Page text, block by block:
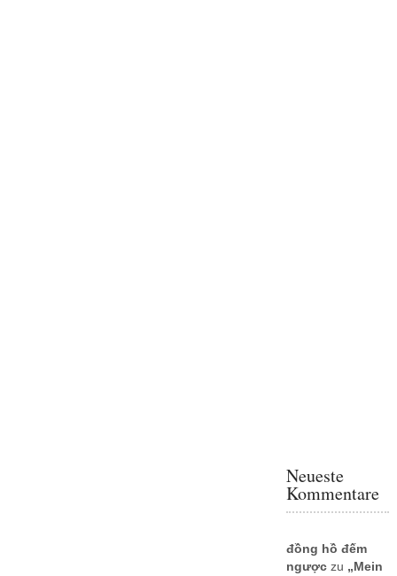
Neueste
Kommentare
đồng hồ đếm
ngượczu „Mein